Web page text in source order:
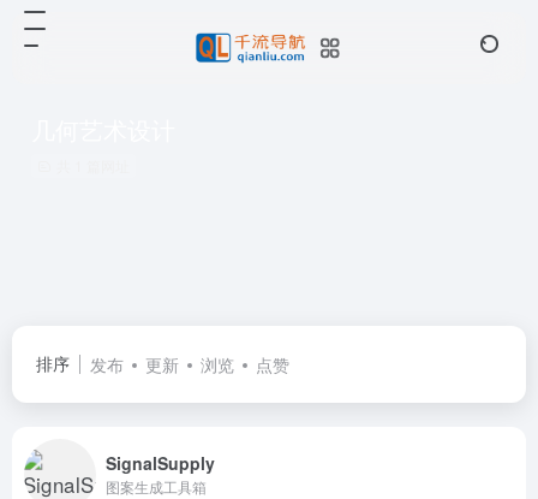
排序 发布 更新 浏览 点赞
SignalSupply
图案生成工具箱